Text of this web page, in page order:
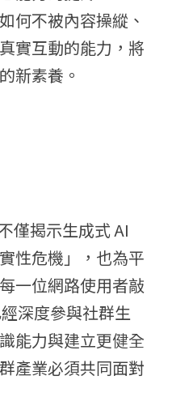
何不被內容操縱、
實互動的能力，將
新素養。
僅揭示生成式 AI
性危機」，也為平
一位網路使用者敲
深度參與社群生
能力與建立更健全
產業必須共同面對